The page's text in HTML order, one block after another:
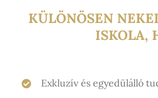
KÜLÖNÖSEN
ISKOLA,
Exkluzív és egyedülálló